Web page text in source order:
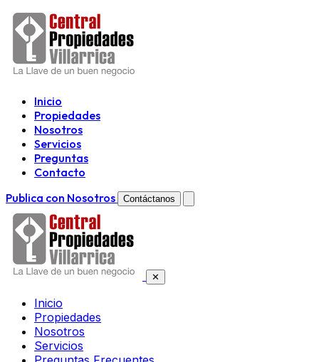
Inicio
Propiedades
Nosotros
Servicios
Preguntas
Contacto
Publica con Nosotros
Contáctanos
✕
Inicio
Propiedades
Nosotros
Servicios